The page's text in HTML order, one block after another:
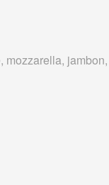
mozzarella,